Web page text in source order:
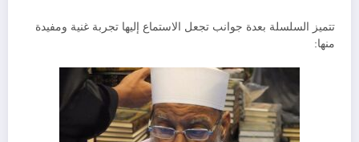
تتميز السلسلة بعدة جوانب تجعل الاستماع إليها تجربة غنية ومفيدة
منها: